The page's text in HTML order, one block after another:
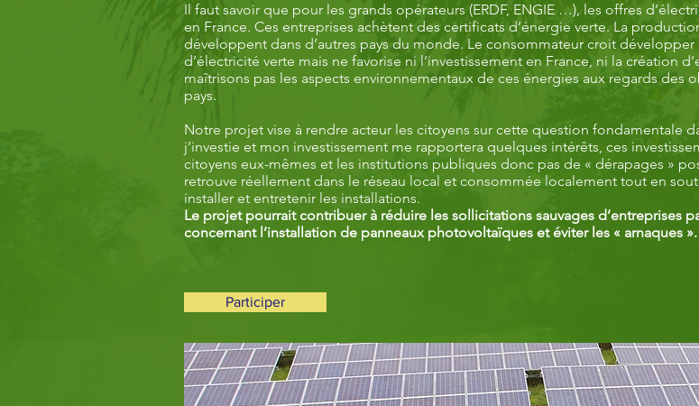
Il faut savoir que pour les grands opérateurs (ERDF, ENGIE …), les offres
en France. Ces entreprises achètent des certificats d’énergie verte. La
développent dans d’autres pays du monde. Le consommateur croit développer
d’électricité verte mais ne favorise ni l’investissement en France, ni la création
maîtrisons pas les aspects environnementaux de ces énergies aux regards des
pays.
Notre projet vise à rendre acteur les citoyens sur cette question fondamentale
j’investie et mon investissement me rapportera quelques intérêts, ces
citoyens eux-mêmes et les institutions publiques donc pas de « dérapages »
retrouve réellement dans le réseau local et consommée localement tout en
installer et entretenir les installations.
Le projet pourrait contribuer à réduire les sollicitations sauvages d’entreprises
concernant l’installation de panneaux photovoltaïques et éviter les « arnaques ».
Participer